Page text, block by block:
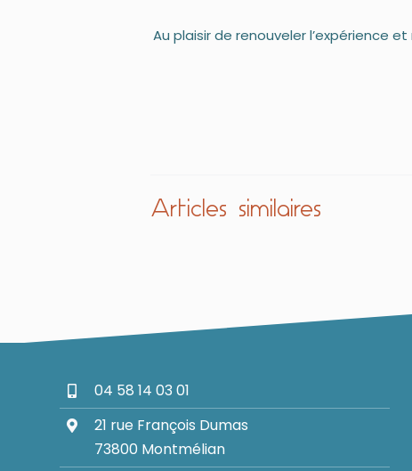
Au plaisir de renouveler l’expérience
Articles similaires
04 58 14 03 01
21 rue François Dumas
73800 Montmélian